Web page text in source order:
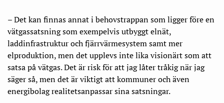
– Det kan finnas annat i behovstrappan som ligger före en
vätgassatsning som exempelvis utbyggt elnät,
laddinfrastruktur och fjärrvärmesystem samt mer
elproduktion, men det upplevs inte lika visionärt som att
satsa på vätgas. Det är risk för att jag låter tråkig när jag
säger så, men det är viktigt att kommuner och även
energibolag realitetsanpassar sina satsningar.